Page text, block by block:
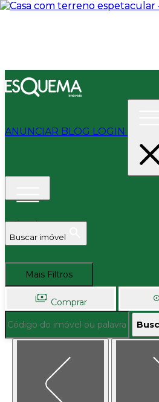
ANUNCIAR BLOG LOGIN
Buscar imóvel
Mais Filtros
Comprar